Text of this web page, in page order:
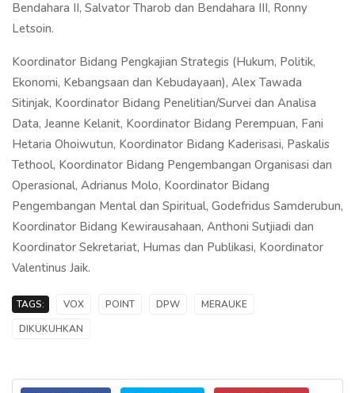
Bendahara II, Salvator Tharob dan Bendahara III, Ronny
Letsoin.
Koordinator Bidang Pengkajian Strategis (Hukum, Politik,
Ekonomi, Kebangsaan dan Kebudayaan), Alex Tawada
Sitinjak, Koordinator Bidang Penelitian/Survei dan Analisa
Data, Jeanne Kelanit, Koordinator Bidang Perempuan, Fani
Hetaria Ohoiwutun, Koordinator Bidang Kaderisasi, Paskalis
Tethool, Koordinator Bidang Pengembangan Organisasi dan
Operasional, Adrianus Molo, Koordinator Bidang
Pengembangan Mental dan Spiritual, Godefridus Samderubun,
Koordinator Bidang Kewirausahaan, Anthoni Sutjiadi dan
Koordinator Sekretariat, Humas dan Publikasi, Koordinator
Valentinus Jaik.
TAGS: VOX POINT DPW
MERAUKE
DIKUKUHKAN